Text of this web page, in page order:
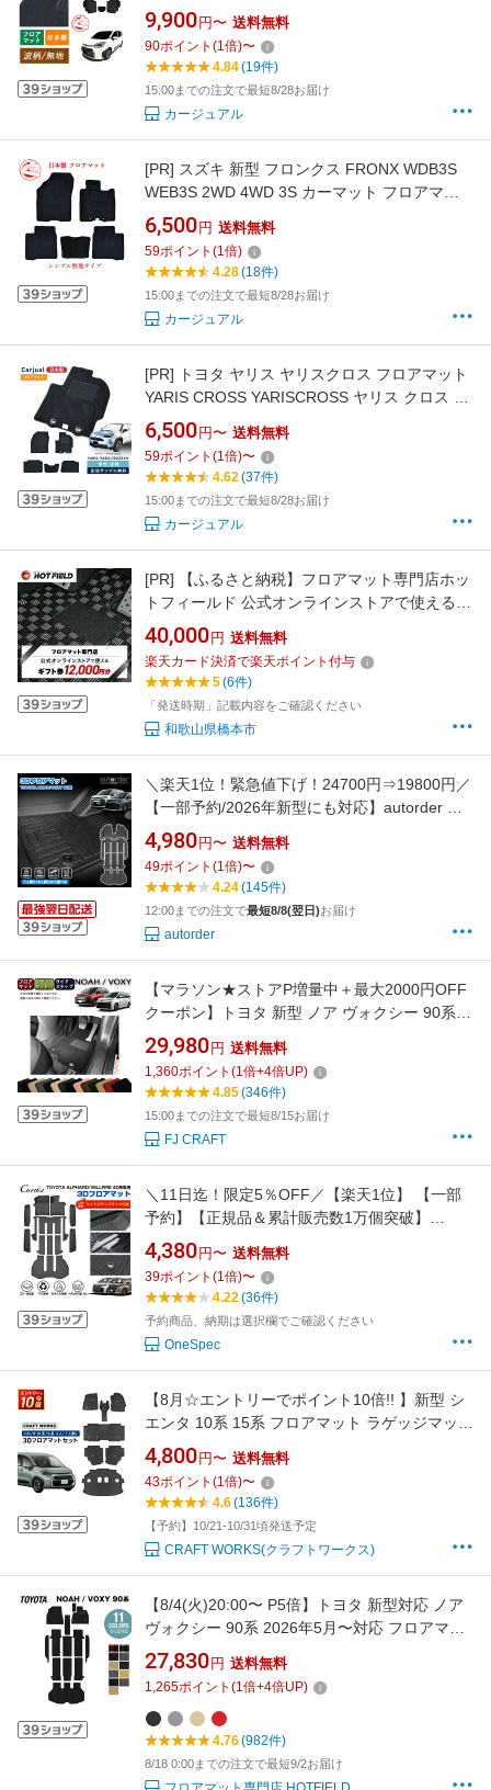
ド カーマット フロアーマット カーペットマッ
ト カーペット カバー 内装 足元 フロアカーペッ
ト カー用品 マット 10 10系 15 15系 MXPL10G
MXPC10G MXPL15G Z G X 汚れ防止 社外 ア
クセサリー
9,900 円〜 送料無料
90ポイント (1倍)〜
4.84(19件)
15:00までの注文で最短8/28お届け
カージュアル
[PR] スズキ 新型 フロンクス FRONX WDB3S
WEB3S 2WD 4WD 3S カーマット フロアマッ
ト フロアーマット カーペットマット カーペッ
ト フロアカーペット フロアーカーペット カー
ペット カー用品 カバー 内装 社外マット アクセ
サリー 社外 日本製 マット 汚れ防止 無地 パー
ツ 部品
6,500 円 送料無料
59ポイント (1倍)
4.28(18件)
15:00までの注文で最短8/28お届け
カージュアル
[PR]
トヨタ ヤリス ヤリスクロス フロアマット
YARIS CROSS YARISCROSS ヤリス クロス ガ
ソリン ハイブリッド カーマット カーペットマ
ット フロアカーペット カーペット 内装 マット
パーツ 社外 アクセサリー 汚れ防止 カスタマイ
ズ グッズ フロアーマット 10系 10 15系 15 系
6,500 円〜 送料無料
59ポイント (1倍)〜
4.62(37件)
15:00までの注文で最短8/28お届け
カージュアル
[PR]
【ふるさと納税】フロアマット専門店ホッ
トフィールド 公式オンラインストアで使える
12,000円ギフト券_ トランクマット ラゲッジマ
ット 車 自動車 カー用品 カーマット アクセサリ
ー 内装 人気 【1310966】
40,000 円 送料無料
楽天カード決済で楽天ポイント付与
5(6件)
「発送時期」記載内容をご確認ください
和歌山県橋本市
＼楽天1位！緊急値下げ！24700円⇒19800円／
【一部予約/2026年新型にも対応】autorder ト
ヨタ 新型 ノア ヴォクシー 90系 3D マット フロ
アマット ラゲッジマット カーゴマット 荷台 荷
室マット フルセット 防水 耐汚れ 水洗い ゴムマ
ット 内装 カスタム パーツ
4,980 円〜 送料無料
49ポイント (1倍)〜
4.24(145件)
12:00までの注文で最短8/8(翌日)お届け
autorder
【マラソン★ストアP増量中＋最大2000円OFF
クーポン】トヨタ 新型 ノア ヴォクシー 90系
フロアマット ラゲッジマット サイドステップ
マット （スタンダード） ゴム 防水 日本製 空気
触媒加工
29,980 円 送料無料
1,360ポイント (1倍+4倍UP)
4.85(346件)
15:00までの注文で最短8/15お届け
FJ CRAFT
＼11日迄！限定5％OFF／【楽天1位】 【一部
予約】【正規品＆累計販売数1万個突破】
Cartist トヨタ 新型 アルファード ヴェルファイ
ア 40系 3D フロアマット ラゲッジマット 防水
ALPHARD VELLFIRE カーゴマット カーマット
ラバー フロアー TPE 荷台 荷室 マット
4,380 円〜 送料無料
39ポイント (1倍)〜
4.22(36件)
予約商品、納期は選択欄でご確認ください
OneSpec
【8月☆エントリーでポイント10倍!! 】新型 シ
エンタ 10系 15系 フロアマット ラゲッジマット
フロア ラゲッジ マット 3D 防水 防汚 汚れ 防止
トランクマット 7人 5人 乗り ガソリン ハイブ
リッド 車 カスタム パーツ 専用 アクセサリー
4,800 円〜 送料無料
43ポイント (1倍)〜
4.6(136件)
【予約】10/21-10/31頃発送予定
CRAFT WORKS(クラフトワークス)
【8/4(火)20:00〜 P5倍】トヨタ 新型対応 ノア
ヴォクシー 90系 2026年5月〜対応 フロアマッ
ト+ステップマット+トランクマット ラゲッジマ
ット ◆ジェネラル HOTFIELD 光触媒加工済み
送料無料 noah voxy toyota カーマット カー用
品 日本製
27,830 円 送料無料
1,265ポイント (1倍+4倍UP)
4.76(982件)
8/18 0:00までの注文で最短9/2お届け